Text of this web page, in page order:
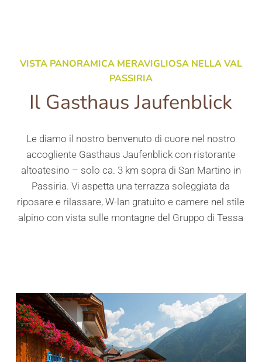
VISTA PANORAMICA MERAVIGLIOSA NELLA VAL
PASSIRIA
Il Gasthaus Jaufenblick
Le diamo il nostro benvenuto di cuore nel nostro
accogliente Gasthaus Jaufenblick con ristorante
altoatesino – solo ca. 3 km sopra di San Martino in
Passiria. Vi aspetta una terrazza soleggiata da
riposare e rilassare, W-lan gratuito e camere nel stile
alpino con vista sulle montagne del Gruppo di Tessa